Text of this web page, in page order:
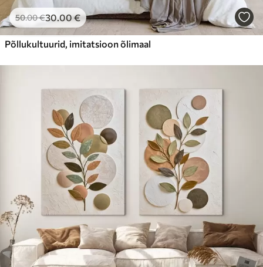
50.00€30.00€
Põllukultuurid, imitatsioon õlimaal